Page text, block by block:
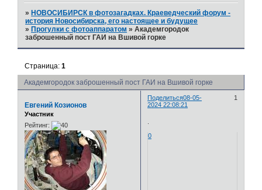
» НОВОСИБИРСК в фотозагадках. Краеведческий форум -
история Новосибирска, его настоящее и будущее
» Прогулки с фотоаппаратом »Академгородок
заброшенный пост ГАИ на Вшивой горке
Академгородок заброшенный пост ГАИ на Вшивой горке
Страница:1
Поделиться 1
08-05-
2024 22:08:21
Евгений Козионов
Участник
Рейтинг:
0